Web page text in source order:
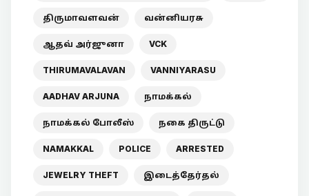
திருமாவளவன் வன்னியரசு
ஆதவ் அர்ஜுனா VCK
THIRUMAVALAVAN VANNIYARASU
AADHAV ARJUNA நாமக்கல்
நாமக்கல் போலீஸ் நகை திருட்டு
NAMAKKAL POLICE ARRESTED
JEWELRY THEFT இடைத்தேர்தல்